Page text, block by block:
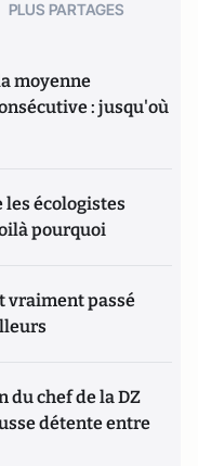
PLUS PARTAGES
moyenne
: jusqu'où
les écologistes
pourquoi
vraiment passé
du chef de la DZ
détente entre